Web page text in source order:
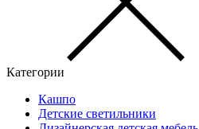
Категории
Кашпо
Детские светильники